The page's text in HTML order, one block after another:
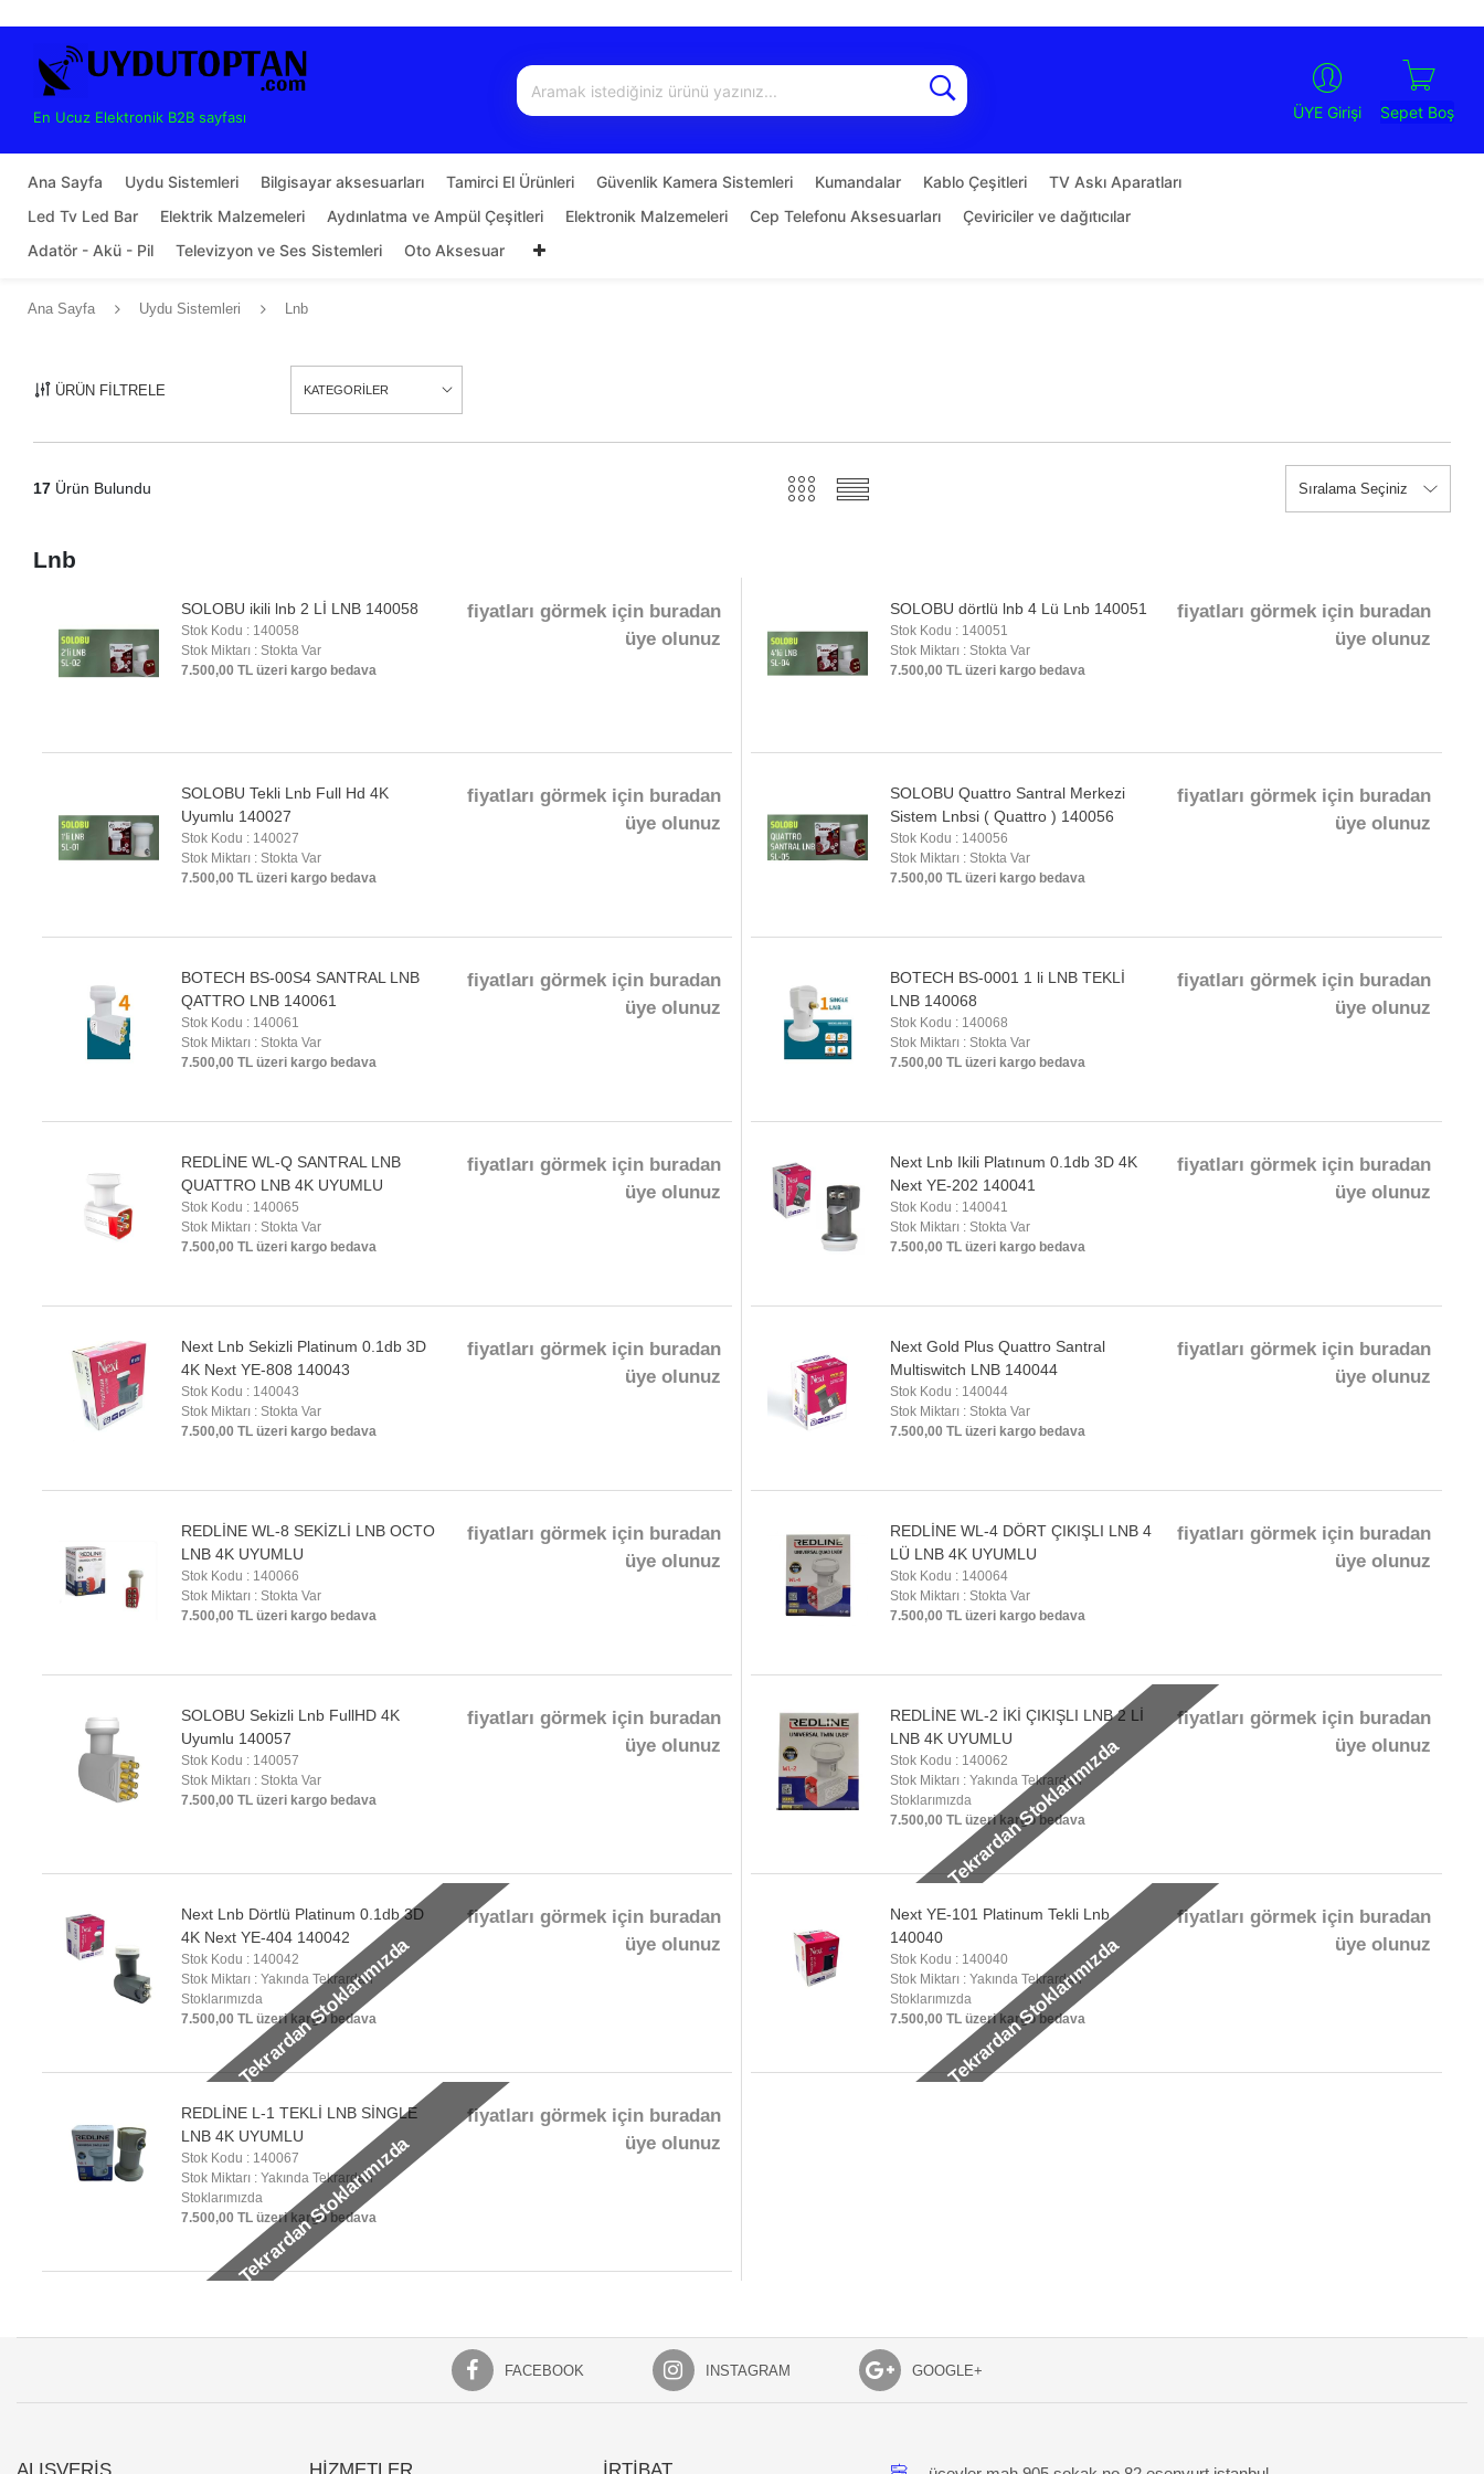
En Ucuz Elektronik B2B sayfası ÜYE Girişi Sepet Boş
Ana Sayfa Uydu Sistemleri Bilgisayar aksesuarları Tamirci El Ürünleri Güvenlik Kamera Sistemleri Kumandalar Kablo Çeşitleri
TV Askı Aparatları
Led Tv Led Bar
Elektrik Malzemeleri Aydınlatma ve Ampül Çeşitleri Elektronik Malzemeleri Cep Telefonu Aksesuarları
Çeviriciler ve dağıtıcılar
Adatör - Akü - Pil
Televizyon ve Ses Sistemleri Oto Aksesuar
Ana Sayfa Uydu Sistemleri Lnb
ÜRÜN FİLTRELE KATEGORİLER
17 Ürün Bulundu
Lnb
SOLOBU ikili lnb 2 Lİ LNB 140058
Stok Kodu : 140058
Stok Miktarı : Stokta Var
7.500,00 TL üzeri kargo bedava
fiyatları görmek için buradan
üye olunuz
SOLOBU dörtlü lnb 4 Lü Lnb 140051
Stok Kodu : 140051
Stok Miktarı : Stokta Var
7.500,00 TL üzeri kargo bedava
fiyatları görmek için buradan
üye olunuz
SOLOBU Tekli Lnb Full Hd 4K
Uyumlu 140027
Stok Kodu : 140027
Stok Miktarı : Stokta Var
7.500,00 TL üzeri kargo bedava
fiyatları görmek için buradan
üye olunuz
SOLOBU Quattro Santral Merkezi
Sistem Lnbsi ( Quattro ) 140056
Stok Kodu : 140056
Stok Miktarı : Stokta Var
7.500,00 TL üzeri kargo bedava
fiyatları görmek için buradan
üye olunuz
BOTECH BS-00S4 SANTRAL LNB
QATTRO LNB 140061
Stok Kodu : 140061
Stok Miktarı : Stokta Var
7.500,00 TL üzeri kargo bedava
fiyatları görmek için buradan
üye olunuz
BOTECH BS-0001 1 li LNB TEKLİ
LNB 140068
Stok Kodu : 140068
Stok Miktarı : Stokta Var
7.500,00 TL üzeri kargo bedava
fiyatları görmek için buradan
üye olunuz
REDLİNE WL-Q SANTRAL LNB
QUATTRO LNB 4K UYUMLU
Stok Kodu : 140065
Stok Miktarı : Stokta Var
7.500,00 TL üzeri kargo bedava
fiyatları görmek için buradan
üye olunuz
Next Lnb Ikili Platınum 0.1db 3D 4K
Next YE-202 140041
Stok Kodu : 140041
Stok Miktarı : Stokta Var
7.500,00 TL üzeri kargo bedava
fiyatları görmek için buradan
üye olunuz
Next Lnb Sekizli Platinum 0.1db 3D
4K Next YE-808 140043
Stok Kodu : 140043
Stok Miktarı : Stokta Var
7.500,00 TL üzeri kargo bedava
fiyatları görmek için buradan
üye olunuz
Next Gold Plus Quattro Santral
Multiswitch LNB 140044
Stok Kodu : 140044
Stok Miktarı : Stokta Var
7.500,00 TL üzeri kargo bedava
fiyatları görmek için buradan
üye olunuz
REDLİNE WL-8 SEKİZLİ LNB OCTO
LNB 4K UYUMLU
Stok Kodu : 140066
Stok Miktarı : Stokta Var
7.500,00 TL üzeri kargo bedava
fiyatları görmek için buradan
üye olunuz
REDLİNE WL-4 DÖRT ÇIKIŞLI LNB 4
LÜ LNB 4K UYUMLU
Stok Kodu : 140064
Stok Miktarı : Stokta Var
7.500,00 TL üzeri kargo bedava
fiyatları görmek için buradan
üye olunuz
SOLOBU Sekizli Lnb FullHD 4K
Uyumlu 140057
Stok Kodu : 140057
Stok Miktarı : Stokta Var
7.500,00 TL üzeri kargo bedava
fiyatları görmek için buradan
üye olunuz
REDLİNE WL-2 İKİ ÇIKIŞLI LNB 2 Lİ
LNB 4K UYUMLU
Stok Kodu : 140062
Stok Miktarı : Yakında Tekrardan
Stoklarımızda
7.500,00 TL üzeri kargo bedava
Yakında Tekrardan Stoklarımızda
fiyatları görmek için buradan
üye olunuz
Next Lnb Dörtlü Platinum 0.1db 3D
4K Next YE-404 140042
Stok Kodu : 140042
Stok Miktarı : Yakında Tekrardan
Stoklarımızda
7.500,00 TL üzeri kargo bedava
Yakında Tekrardan Stoklarımızda
fiyatları görmek için buradan
üye olunuz
Next YE-101 Platinum Tekli Lnb
140040
Stok Kodu : 140040
Stok Miktarı : Yakında Tekrardan
Stoklarımızda
7.500,00 TL üzeri kargo bedava
Yakında Tekrardan Stoklarımızda
fiyatları görmek için buradan
üye olunuz
REDLİNE L-1 TEKLİ LNB SİNGLE
LNB 4K UYUMLU
Stok Kodu : 140067
Stok Miktarı : Yakında Tekrardan
Stoklarımızda
7.500,00 TL üzeri kargo bedava
Yakında Tekrardan Stoklarımızda
fiyatları görmek için buradan
üye olunuz
FACEBOOK INSTAGRAM GOOGLE+